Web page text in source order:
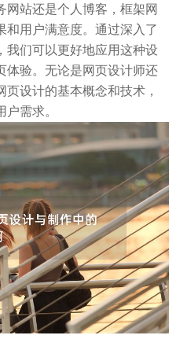
网站还是个人博客，框架网
和用户满意度。通过深入了
我们可以更好地应用这种设
体验。无论是网页设计师还
设计的基本概念和技术，
需求。